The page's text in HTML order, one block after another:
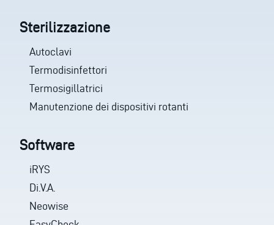
Sterilizzazione
Autoclavi
Termodisinfettori
Termosigillatrici
Manutenzione dei dispositivi rotanti
Software
iRYS
Di.V.A.
Neowise